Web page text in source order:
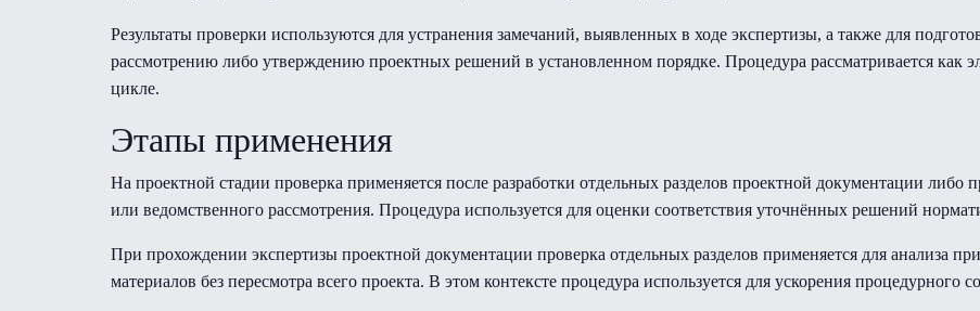
Результаты проверки используются для устранения замечаний, выявленных в ходе экспертизы, а также для
рассмотрению либо утверждению проектных решений в установленном порядке. Процедура рассматривается как
цикле.
Этапы применения
На проектной стадии проверка применяется после разработки отдельных разделов проектной документации либо
или ведомственного рассмотрения. Процедура используется для оценки соответствия уточнённых решений
При прохождении экспертизы проектной документации проверка отдельных разделов применяется для анализа
материалов без пересмотра всего проекта. В этом контексте процедура используется для ускорения процедурного